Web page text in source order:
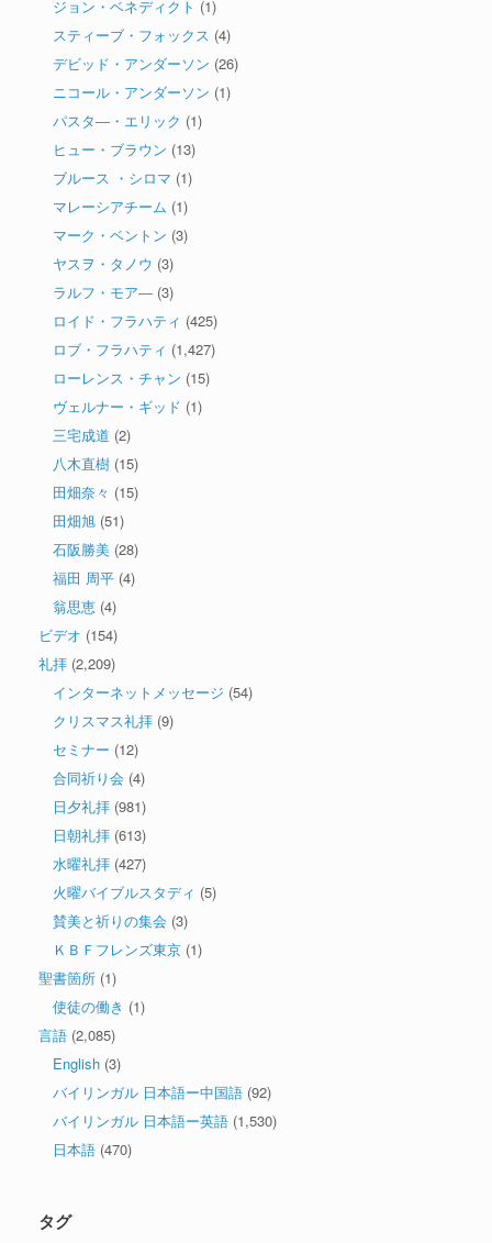
ジョン・ベネディクト (1)
スティーブ・フォックス (4)
デビッド・アンダーソン (26)
ニコール・アンダーソン (1)
パスタ―・エリック (1)
ヒュー・ブラウン (13)
ブルース ・シロマ (1)
マレーシアチーム (1)
マーク・ベントン (3)
ヤスヲ・タノウ (3)
ラルフ・モア― (3)
ロイド・フラハティ (425)
ロブ・フラハティ (1,427)
ローレンス・チャン (15)
ヴェルナー・ギッド (1)
三宅成道 (2)
八木直樹 (15)
田畑奈々 (15)
田畑旭 (51)
石阪勝美 (28)
福田 周平 (4)
翁思恵 (4)
ビデオ (154)
礼拝 (2,209)
インターネットメッセージ (54)
クリスマス礼拝 (9)
セミナー (12)
合同祈り会 (4)
日夕礼拝 (981)
日朝礼拝 (613)
水曜礼拝 (427)
火曜バイブルスタディ (5)
賛美と祈りの集会 (3)
ＫＢＦフレンズ東京 (1)
聖書箇所 (1)
使徒の働き (1)
言語 (2,085)
English (3)
バイリンガル 日本語ー中国語 (92)
バイリンガル 日本語ー英語 (1,530)
日本語 (470)
タグ